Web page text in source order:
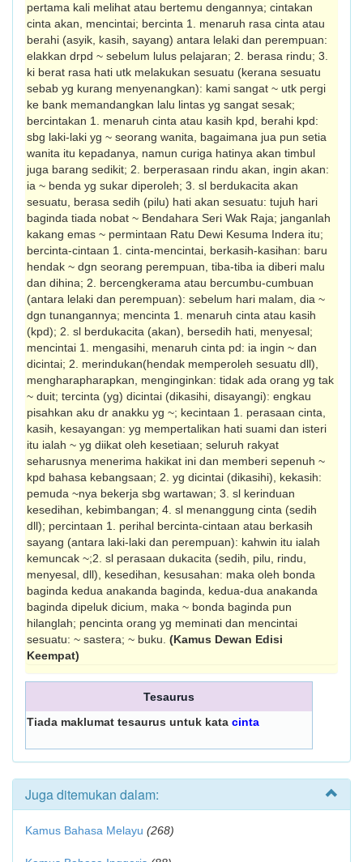
pertama kali melihat atau bertemu dengannya; cintakan
cinta akan, mencintai; bercinta 1. menaruh rasa cinta atau
berahi (asyik, kasih, sayang) antara lelaki dan perempuan:
elakkan drpd ~ sebelum lulus pelajaran; 2. berasa rindu; 3.
ki berat rasa hati utk melakukan sesuatu (kerana sesuatu
sebab yg kurang menyenangkan): kami sangat ~ utk pergi
ke bank memandangkan lalu lintas yg sangat sesak;
bercintakan 1. menaruh cinta atau kasih kpd, berahi kpd:
sbg laki-laki yg ~ seorang wanita, bagaimana jua pun setia
wanita itu kepadanya, namun curiga hatinya akan timbul
juga barang sedikit; 2. berperasaan rindu akan, ingin akan:
ia ~ benda yg sukar diperoleh; 3. sl berdukacita akan
sesuatu, berasa sedih (pilu) hati akan sesuatu: tujuh hari
baginda tiada nobat ~ Bendahara Seri Wak Raja; janganlah
kakang emas ~ permintaan Ratu Dewi Kesuma Indera itu;
bercinta-cintaan 1. cinta-mencintai, berkasih-­kasihan: baru
hendak ~ dgn seorang perempuan, tiba-tiba ia diberi malu
dan dihina; 2. bercengkerama atau bercumbu-­cumbuan
(antara lelaki dan perempuan): sebelum hari malam, dia ~
dgn tunangannya; mencinta 1. menaruh cinta atau kasih
(kpd); 2. sl berdukacita (akan), bersedih hati, menyesal;
mencintai 1. mengasihi, menaruh cinta pd: ia ingin ~ dan
dicintai; 2. merindukan(hendak memperoleh sesuatu dll),
mengharap­harapkan, menginginkan: tidak ada orang yg tak
~ duit; tercinta (yg) dicintai (dikasihi, disayangi): engkau
pisahkan aku dr anakku yg ~; kecintaan 1. perasaan cinta,
kasih, kesa­yangan: yg mempertalikan hati suami dan isteri
itu ialah ~ yg diikat oleh kesetiaan; seluruh rakyat
seharusnya menerima hakikat ini dan memberi sepenuh ~
kpd bahasa kebangsaan; 2. yg dicintai (dikasihi), kekasih:
pemuda ~nya bekerja sbg wartawan; 3. sl kerinduan
kesedihan, kebimbangan; 4. sl menanggung cinta (sedih
dll); percintaan 1. perihal bercinta-cintaan atau berkasih
sayang (antara laki-laki dan perempuan): kahwin itu ialah
kemuncak ~;2. sl perasaan dukacita (sedih, pilu, rindu,
menyesal, dll), kesedihan, kesusahan: maka oleh bonda
baginda kedua anakanda baginda, kedua-dua anakanda
baginda dipeluk dicium, maka ~ bonda baginda pun
hilanglah; pencinta orang yg meminati dan mencintai
sesuatu: ~ sastera; ~ buku. (Kamus Dewan Edisi
Keempat)
Tesaurus
Tiada maklumat tesaurus untuk kata cinta
Juga ditemukan dalam:
Kamus Bahasa Melayu (268)